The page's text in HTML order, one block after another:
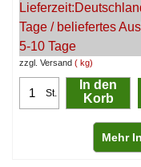
zzgl. Versand kg
Lieferzeit:
Tage / beliefertes
5-10 Tage
St.
In den
Korb
Mehr